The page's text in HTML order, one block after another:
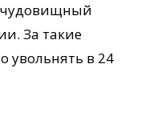
чудовищный
За такие
увольнять в 24